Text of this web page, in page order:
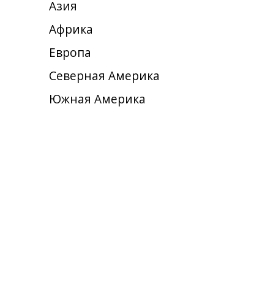
Азия
Африка
Европа
Северная Америка
Южная Америка